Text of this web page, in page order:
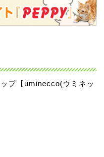
プ【uminecco(ウミネッ